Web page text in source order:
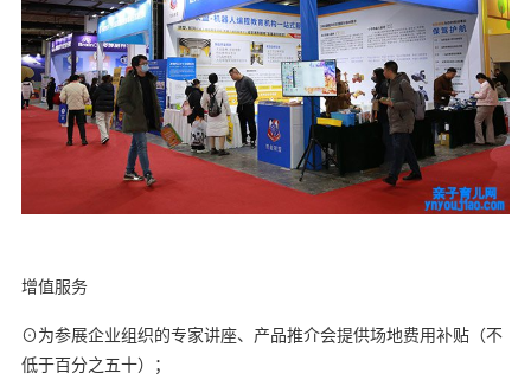
增值服务
⊙为参展企业组织的专家讲座、产品推介会提供场地费用补贴（不
低于百分之五十）；